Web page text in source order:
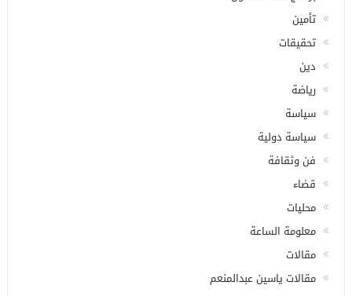
تأمين
تحقيقات
دين
رياضة
سياسة
سياسة دولية
فن وثقافة
قضاء
محليات
معلومة الساعة
مقالات
مقالات ياسين عبدالمنعم